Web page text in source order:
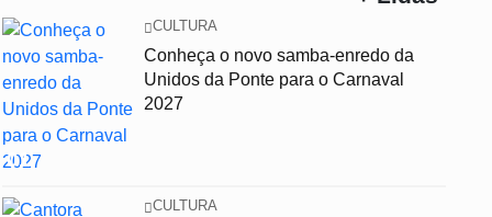
01
CULTURA
Conheça o novo samba-enredo da
Unidos da Ponte para o Carnaval
2027
CULTURA